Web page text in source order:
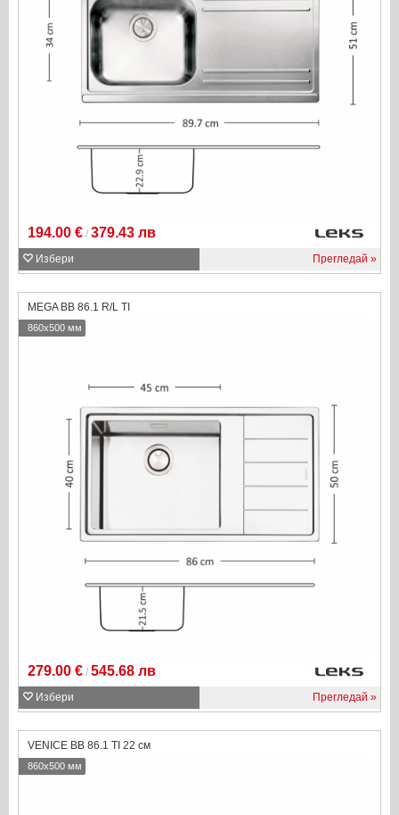
194.00 € / 379.43 лв
Избери Прегледай
MEGA BB 86.1 R/L TI
279.00 € / 545.68 лв
Избери Прегледай
860x500 мм
VENICE BB 86.1 TI 22 см
860x500 мм